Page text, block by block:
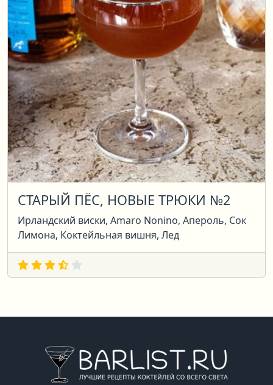
СТАРЫЙ ПЁС, НОВЫЕ ТРЮКИ №2
Ирландский виски, Amaro Nonino, Апероль, Сок
Лимона, Коктейльная вишня, Лед